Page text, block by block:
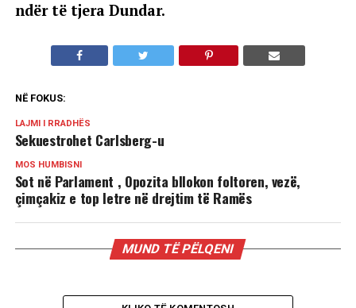
ndër të tjera Dundar.
NË FOKUS:
LAJMI I RRADHËS
Sekuestrohet Carlsberg-u
MOS HUMBISNI
Sot në Parlament , Opozita bllokon foltoren, vezë,
çimçakiz e top letre në drejtim të Ramës
MUND TË PËLQENI